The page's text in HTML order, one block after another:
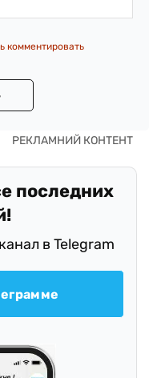
комментировать
последних
в Telegram